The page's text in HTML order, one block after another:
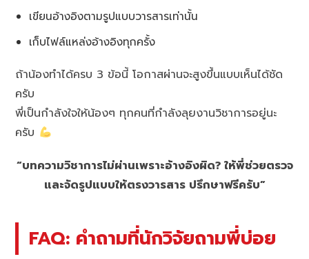
เขียนอ้างอิงตามรูปแบบวารสารเท่านั้น
เก็บไฟล์แหล่งอ้างอิงทุกครั้ง
ถ้าน้องทำได้ครบ 3 ข้อนี้ โอกาสผ่านจะสูงขึ้นแบบเห็นได้ชัด
ครับ
พี่เป็นกำลังใจให้น้องๆ ทุกคนที่กำลังลุยงานวิชาการอยู่นะ
ครับ
“บทความวิชาการไม่ผ่านเพราะอ้างอิงผิด? ให้พี่ช่วยตรวจ
และจัดรูปแบบให้ตรงวารสาร ปรึกษาฟรีครับ”
FAQ: คำถามที่นักวิจัยถามพี่บ่อย